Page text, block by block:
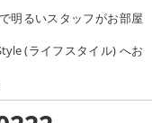
明るいスタッフがお部屋
(ライフスタイル) へお